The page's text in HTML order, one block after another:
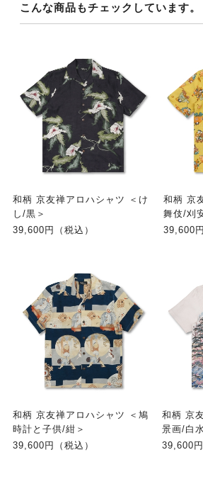
こんな商品もチェックしています。
和柄 京友禅アロハシャツ ＜け
し/黒＞
39,600円（税込）
和柄 京
舞伎/刈
39,600
和柄 京友禅アロハシャツ ＜鳩
時計と子供/紺＞
39,600円（税込）
和柄 京
景画/白
39,600円